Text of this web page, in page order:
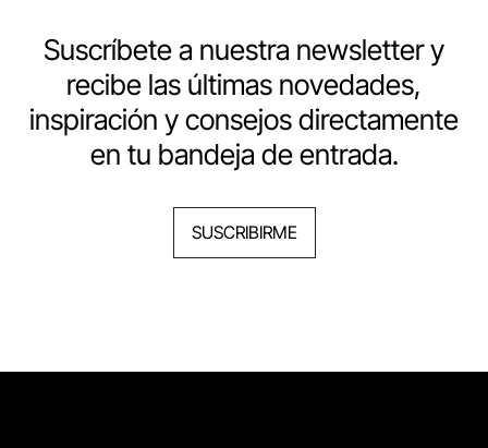
Suscríbete a nuestra newsletter y
recibe las últimas novedades,
inspiración y consejos directamente
en tu bandeja de entrada.
SUSCRIBIRME